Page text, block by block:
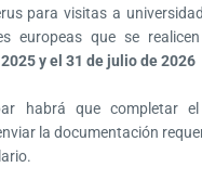
para visitas a
europeas que se
y el 31 de julio de 2026
habrá que completar
la documentación